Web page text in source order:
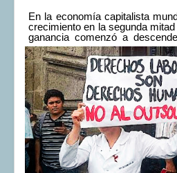
Análisis
Multimedia
Archivos
Contacto
Afirmación
COMUNERA 67 EN PDF
voz de la Casa de los pueblos
En la economía capitalista
crecimiento en la segunda
ganancia comenzó a